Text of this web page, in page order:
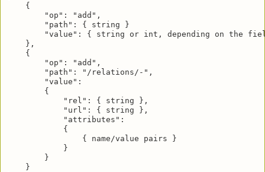
    {
        "op": "add",
        "path": { string }
"value": { string or int, depending on the
    },
    {
        "op": "add",
        "path": "/relations/-",
        "value":
        {
            "rel": { string },
            "url": { string },
            "attributes":
            {
                { name/value pairs }
            }
        }
    }